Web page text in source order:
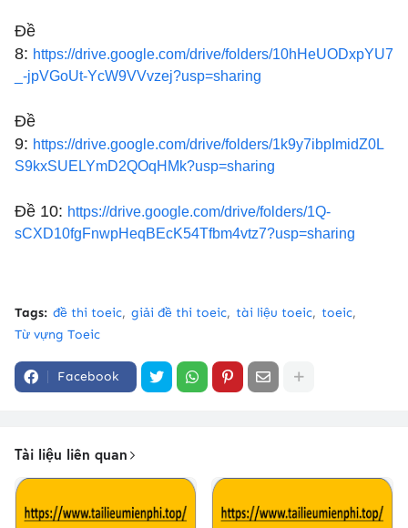
Đề
8: https://drive.google.com/drive/folders/10hHeUODxpYU7
_-jpVGoUt-YcW9VVvzej?usp=sharing
Đề
9: https://drive.google.com/drive/folders/1k9y7ibpImidZ0L
S9kxSUELYmD2QOqHMk?usp=sharing
Đề 10: https://drive.google.com/drive/folders/1Q-
sCXD10fgFnwpHeqBEcK54Tfbm4vtz7?usp=sharing
Tags: đề thi toeic giải đề thi toeic tài liệu toeic
toeic
Từ vựng Toeic
Facebook
Tài liệu liên quan